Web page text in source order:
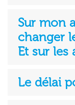
Sur mon
changer
Et sur les
Le délai